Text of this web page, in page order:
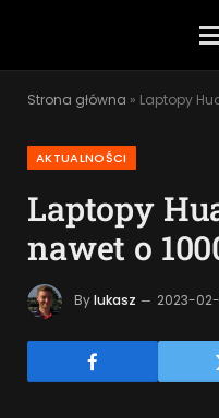
Strona główna » Laptopy
AKTUALNOŚCI
Laptopy
nawet o
Bylukasz 2023-02-